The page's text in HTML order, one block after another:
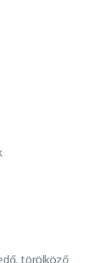
törölköző